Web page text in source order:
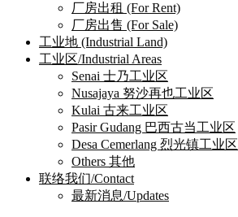
厂房出租 (For Rent)
厂房出售 (For Sale)
工业地 (Industrial Land)
工业区/Industrial Areas
Senai 士乃工业区
Nusajaya 努沙再也工业区
Kulai 古来工业区
Pasir Gudang 巴西古当工业区
Desa Cemerlang 烈光镇工业区
Others 其他
联络我们/Contact
最新消息/Updates